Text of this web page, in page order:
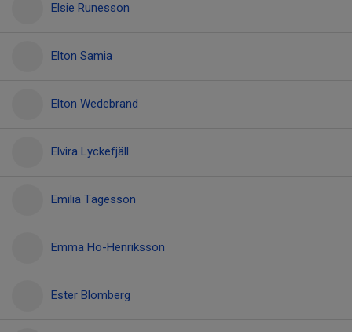
Elsie Runesson
Elton Samia
Elton Wedebrand
Elvira Lyckefjäll
Emilia Tagesson
Emma Ho-Henriksson
Ester Blomberg